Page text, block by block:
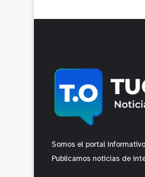
Somos el portal
Publicamos noticias de